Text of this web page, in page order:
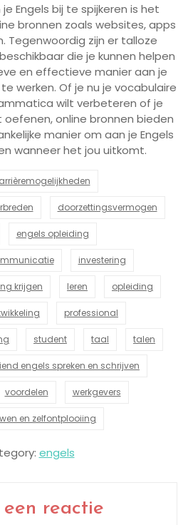
Engels bij te spijkeren is het
bronnen zoals websites, apps
Tegenwoordig zijn er talloze
die je kunnen helpen
en effectieve manier aan je
werken. Of je nu je vocabulaire
wilt verbeteren of je
online bronnen bieden
manier om aan je Engels
wanneer het jou uitkomt.
doorzettingsvermogen
engels opleiding
investering
krijgen leren opleiding
professional
student taal talen
engels spreken en schrijven
voordelen werkgevers
en zelfontplooiing
engels
reactie